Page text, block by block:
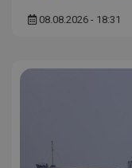
08.08.2026 - 18:31